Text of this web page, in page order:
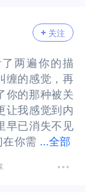
体验和允许这
的自己。慢慢
露，恨意背后
呐喊，在渴望
觉无力你，这
丧失哀悼，学
决于你有为自
定能力耐受自
把对过去逝
许这些恨的存
慢慢你会体会
意背后起作用
在渴望着，在
你，这时候你
悼，学会自我
有为自己的丧
耐受自己的伤
去逝去的感
正常的，也能
也能让人从不
的经验和历
一个部分更像
的回应或者状
源，我们因此
解和安放，然
界之大，总能
房子控制这件
控制力或手段
像一个可以
和历程。简
分更像是一个
或者状态，我
们因此而产生
放，然后看得
，总能闯出一
制这件事，我
或手段有多
个可以换算
非常棒了。
提到“再糟糕
中分析了相应
忽视的孩子，
重。因为家暴
，而忽视则代
“用一生去疗
再婚是生母离
左右生母过世
虑）·生母娘
淆家庭系统
在皮特·沃克
糕的关系，也
应的案例，遭
，被忽视的那
暴本身也是一
表“我完全不
愈的创伤”。
离开多久的事
世（过早的分
娘家方当众对
边界）·大学
关注
...全部
两遍你的描
缠的感觉，再
你的那种被关
让我感觉到内
早已消失不见
你需
感觉，没有
缠的感觉，再
你的那种被关
让我感觉到内
早已消失不见
在你需要的时
没有人可以